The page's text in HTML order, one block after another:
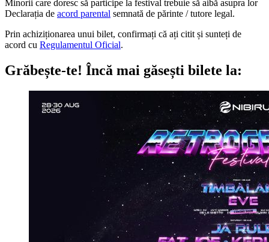
Minorii care doresc să participe la festival trebuie să aibă asupra lor
Declarația de acord parental semnată de părinte / tutore legal.
Prin achiziționarea unui bilet, confirmați că ați citit și sunteți de
acord cu Regulamentul Oficial.
Grăbește-te! Încă mai găsești bilete la: